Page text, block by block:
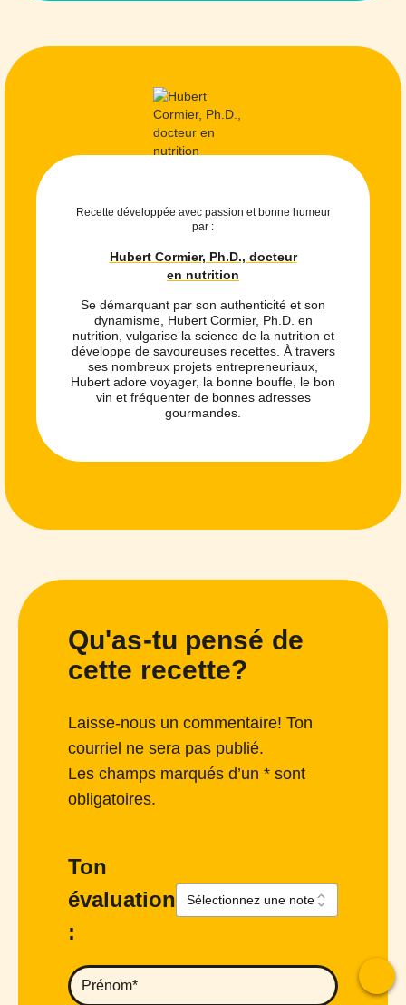
Recette développée avec passion et bonne humeur
par :
Hubert Cormier, Ph.D., docteur
en nutrition
Se démarquant par son authenticité et son
dynamisme, Hubert Cormier, Ph.D. en
nutrition, vulgarise la science de la nutrition et
développe de savoureuses recettes. À travers
ses nombreux projets entrepreneuriaux,
Hubert adore voyager, la bonne bouffe, le bon
vin et fréquenter de bonnes adresses
gourmandes.
Qu'as-tu pensé de
cette recette?
Laisse-nous un commentaire! Ton
courriel ne sera pas publié.
Les champs marqués d’un * sont
obligatoires.
Ton
évaluation
: